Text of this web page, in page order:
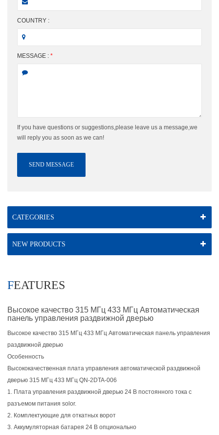
COUNTRY :
MESSAGE : *
If you have questions or suggestions,please leave us a message,we
will reply you as soon as we can!
SEND MESSAGE
CATEGORIES
NEW PRODUCTS
FEATURES
Высокое качество 315 МГц 433 МГц Автоматическая
панель управления раздвижной дверью
Высокое качество 315 МГц 433 МГц Автоматическая панель управления
раздвижной дверью
Особенность
Высококачественная плата управления автоматической раздвижной
дверью 315 МГц 433 МГц QN-2DTA-006
1. Плата управления раздвижной дверью 24 В постоянного тока с
разъемом питания solor.
2. Комплектующие для откатных ворот
3. Аккумуляторная батарея 24 В опционально